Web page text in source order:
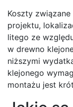
Koszty
projektu,
litego ze
w drewno
niższymi
klejonego
montażu jest